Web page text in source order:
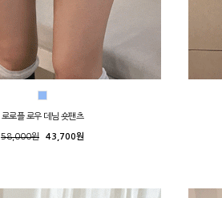
로로플 로우 데님 숏팬츠
58,000원 43,700원